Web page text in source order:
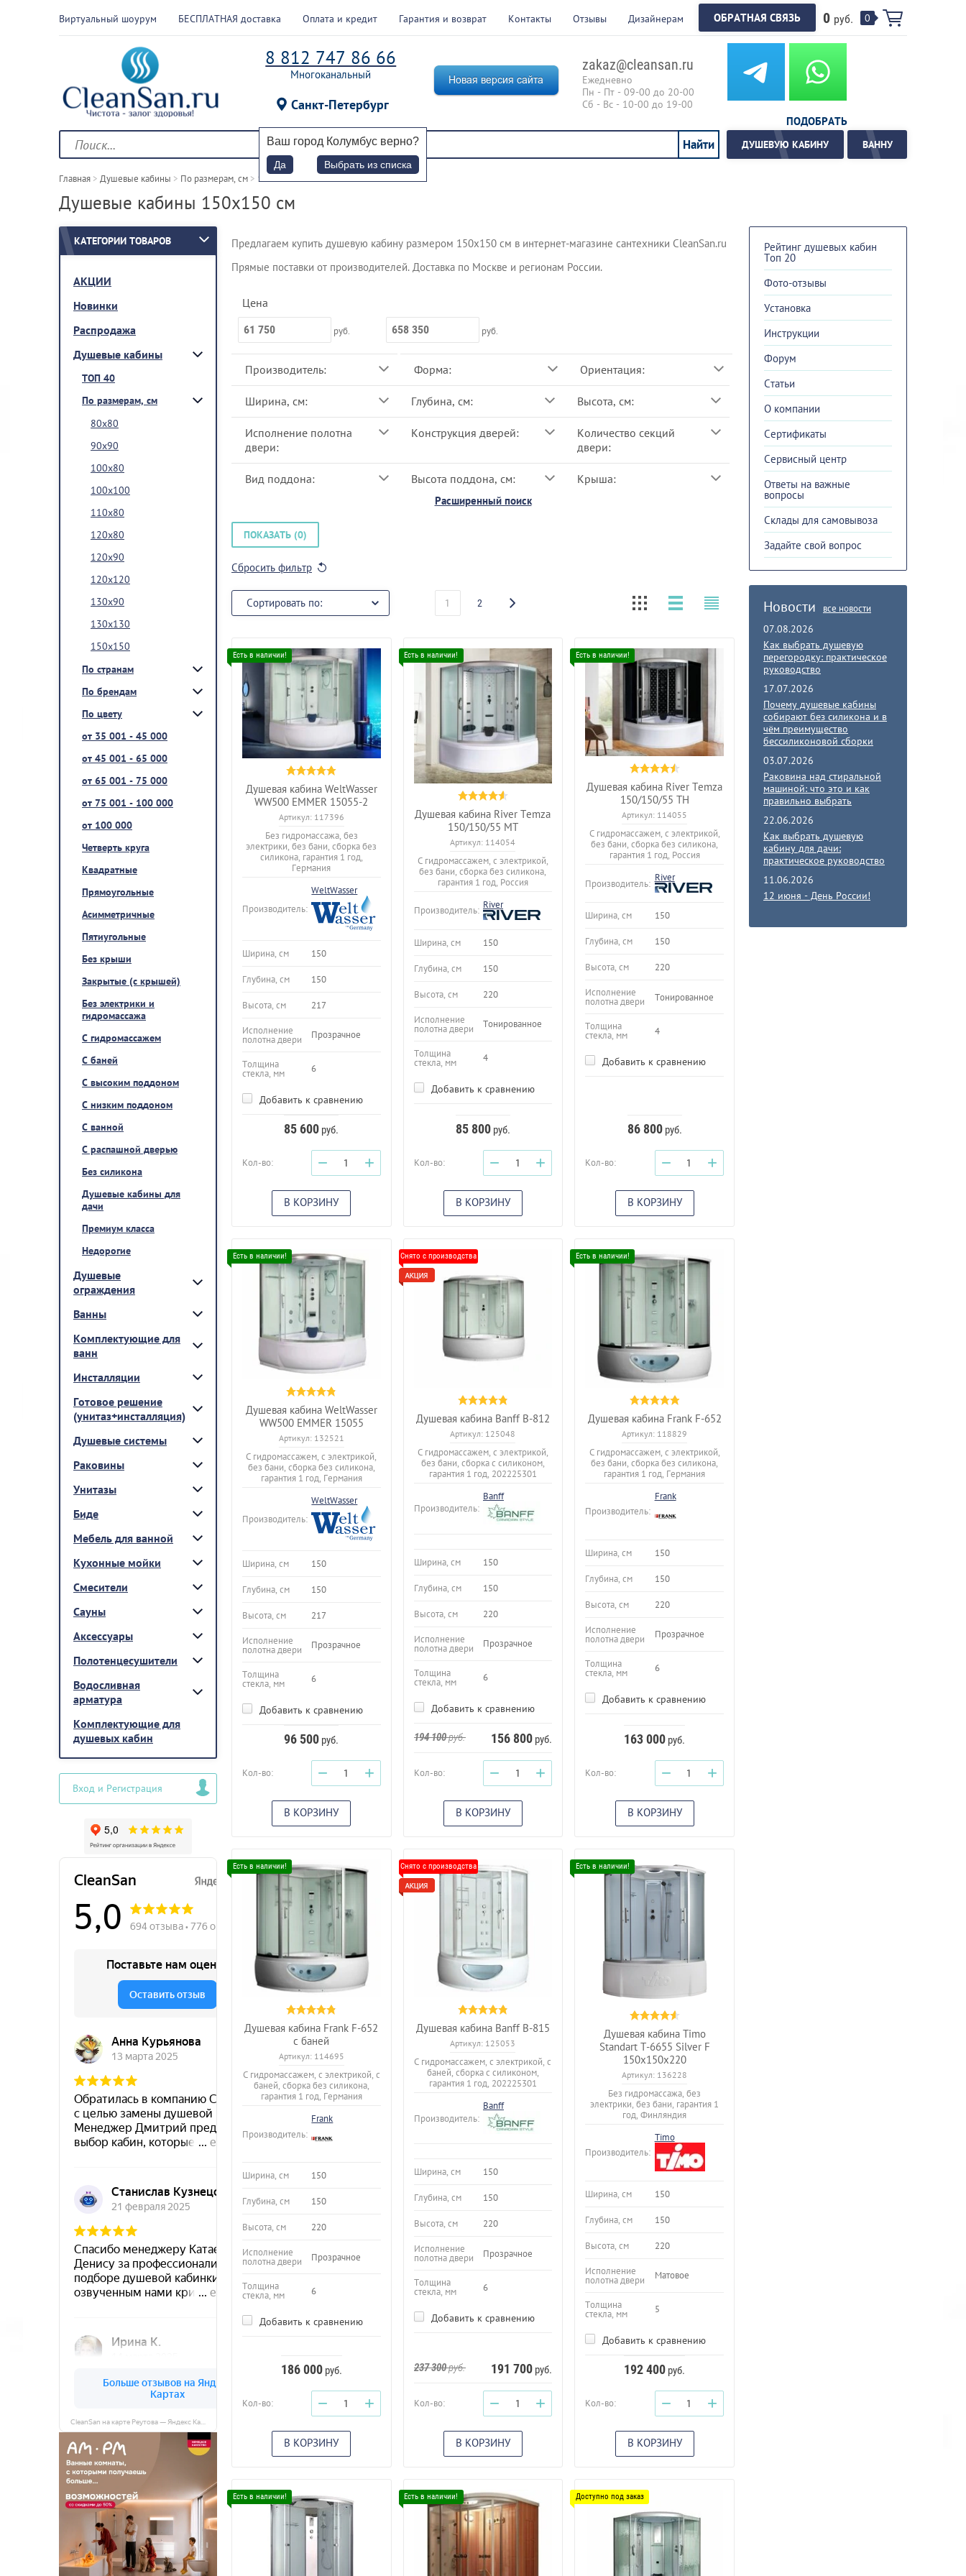
Виртуальный шоурум БЕСПЛАТНАЯ доставка Оплата и кредит Гарантия и возврат Контакты Отзывы Дизайнерам 0 руб. 0
ОБРАТНАЯ СВЯЗЬ
8 812 747 86 66
Многоканальный
Санкт-Петербург
Ваш город Колумбус верно?
Да Выбрать из списка
zakaz@cleansan.ru
Ежедневно
Пн - Пт - 09-00 до 20-00
Сб - Вс - 10-00 до 19-00
ПОДОБРАТЬ
ДУШЕВУЮ КАБИНУ ВАННУ
Главная > Душевые кабины > По размерам, см > 150x150
Душевые кабины 150х150 см
КАТЕГОРИИ ТОВАРОВ
АКЦИИ
Новинки
Распродажа
Душевые кабины
ТОП 40
По размерам, см
80x80
90x90
100x80
100x100
110x80
120x80
120x90
120x120
130х90
130x130
150x150
По странам
По брендам
По цвету
от 35 001 - 45 000
от 45 001 - 65 000
от 65 001 - 75 000
от 75 001 - 100 000
от 100 000
Четверть круга
Квадратные
Прямоугольные
Асимметричные
Пятиугольные
Без крыши
Закрытые (с крышей)
Без электрики и
гидромассажа
С гидромассажем
С баней
С высоким поддоном
С низким поддоном
С ванной
С распашной дверью
Без силикона
Душевые кабины для
дачи
Премиум класса
Недорогие
Душевые
ограждения
Ванны
Комплектующие для
ванн
Инсталляции
Готовое решение
(унитаз+инсталляция)
Душевые системы
Раковины
Унитазы
Биде
Мебель для ванной
Кухонные мойки
Смесители
Сауны
Аксессуары
Полотенцесушители
Водосливная
арматура
Комплектующие для
душевых кабин
Вход и Регистрация
Рейтинг душевых кабин
Топ 20
Фото-отзывы
Установка
Инструкции
Форум
Cтатьи
О компании
Сертификаты
Сервисный центр
Ответы на важные
вопросы
Склады для самовывоза
Задайте свой вопрос
Новости все новости
07.08.2026
Как выбрать душевую
перегородку: практическое
руководство
17.07.2026
Почему душевые кабины
собирают без силикона и в
чём преимущество
бессиликоновой сборки
03.07.2026
Раковина над стиральной
машиной: что это и как
правильно выбрать
22.06.2026
Как выбрать душевую
кабину для дачи:
практическое руководство
11.06.2026
12 июня - День России!
Предлагаем купить душевую кабину размером 150х150 см в интернет-магазине сантехники CleanSan.ru
Прямые поставки от производителей. Доставка по Москве и регионам России.
Цена
руб. руб.
Производитель: Форма: Ориентация:
Ширина, см: Глубина, см: Высота, см:
Исполнение полотна
двери:
Конструкция дверей:
Количество секций
двери:
Вид поддона: Высота поддона, см: Крыша:
Расширенный поиск
ПОКАЗАТЬ (0)
Сбросить фильтр
Сортировать по: 1 2
Душевая кабина WeltWasser
WW500 EMMER 15055-2
Артикул:117396
Без гидромассажа, без
электрики, без бани, сборка без
силикона, гарантия 1 год,
Германия
Производитель:
WeltWasser
Ширина, см 150
Глубина, см 150
Высота, см 217
Исполнение
полотна двери Прозрачное
Толщина
стекла, мм 6
Добавить к сравнению
85 600 руб.
Кол-во: − +
В КОРЗИНУ
Душевая кабина River Temza
150/150/55 МТ
Артикул: 114054
С гидромассажем, с электрикой,
без бани, сборка без силикона,
гарантия 1 год, Россия
Производитель: River
Ширина, см 150
Глубина, см 150
Высота, см 220
Исполнение
полотна двери Тонированное
Толщина
стекла, мм 4
Добавить к сравнению
85 800руб.
Кол-во: − +
В КОРЗИНУ
Душевая кабина River Temza
150/150/55 ТН
Артикул: 114055
С гидромассажем, с электрикой,
без бани, сборка без силикона,
гарантия 1 год, Россия
Производитель: River
Ширина, см 150
Глубина, см 150
Высота, см 220
Исполнение
полотна двери Тонированное
Толщина
стекла, мм 4
Добавить к сравнению
86 800руб.
Кол-во: − +
В КОРЗИНУ
Душевая кабина WeltWasser
WW500 EMMER 15055
Артикул:132521
С гидромассажем, с электрикой,
без бани, сборка без силикона,
гарантия 1 год, Германия
Производитель:
WeltWasser
Ширина, см 150
Глубина, см 150
Высота, см 217
Исполнение
полотна двери Прозрачное
Толщина
стекла, мм 6
Добавить к сравнению
96 500 руб.
Кол-во: − +
В КОРЗИНУ
Душевая кабина Banff B-812
Артикул: 125048
С гидромассажем, с электрикой,
без бани, сборка с силиконом,
гарантия 1 год, 202225301
Производитель:
Banff
Ширина, см 150
Глубина, см 150
Высота, см 220
Исполнение
полотна двери Прозрачное
Толщина
стекла, мм 6
Добавить к сравнению
194 100руб. 156 800 руб.
Кол-во: − +
В КОРЗИНУ
Душевая кабина Frank F-652
Артикул: 118829
С гидромассажем, с электрикой,
без бани, сборка без силикона,
гарантия 1 год, Германия
Производитель:
Frank
Ширина, см 150
Глубина, см 150
Высота, см 220
Исполнение
полотна двери Прозрачное
Толщина
стекла, мм 6
Добавить к сравнению
163 000 руб.
Кол-во: − +
В КОРЗИНУ
Душевая кабина Frank F-652
с баней
Артикул:114695
С гидромассажем, с электрикой, с
баней, сборка без силикона,
гарантия 1 год, Германия
Производитель:
Frank
Ширина, см 150
Глубина, см 150
Высота, см 220
Исполнение
полотна двери Прозрачное
Толщина
стекла, мм 6
Добавить к сравнению
186 000руб.
Кол-во: − +
В КОРЗИНУ
Душевая кабина Banff B-815
Артикул: 125053
С гидромассажем, с электрикой, с
баней, сборка с силиконом,
гарантия 1 год, 202225301
Производитель:
Banff
Ширина, см 150
Глубина, см 150
Высота, см 220
Исполнение
полотна двери Прозрачное
Толщина
стекла, мм 6
Добавить к сравнению
237 300руб. 191 700 руб.
Кол-во: − +
В КОРЗИНУ
Душевая кабина Timo
Standart Т-6655 Silver F
150х150х220
Артикул: 136228
Без гидромассажа, без
электрики, без бани, гарантия 1
год, Финляндия
Производитель:
Timo
Ширина, см 150
Глубина, см 150
Высота, см 220
Исполнение
полотна двери Матовое
Толщина
стекла, мм 5
Добавить к сравнению
192 400 руб.
Кол-во: − +
В КОРЗИНУ